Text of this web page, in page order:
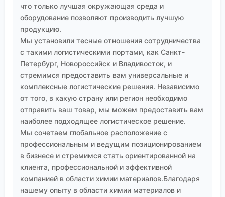
что только лучшая окружающая среда и
оборудование позволяют производить лучшую
продукцию.
Мы установили тесные отношения сотрудничества
с такими логистическими портами, как Санкт-
Петербург, Новороссийск и Владивосток, и
стремимся предоставить вам универсальные и
комплексные логистические решения. Независимо
от того, в какую страну или регион необходимо
отправить ваш товар, мы можем предоставить вам
наиболее подходящее логистическое решение.
Мы сочетаем глобальное расположение с
профессиональным и ведущим позиционированием
в бизнесе и стремимся стать ориентированной на
клиента, профессиональной и эффективной
компанией в области химии материалов.Благодаря
нашему опыту в области химии материалов и